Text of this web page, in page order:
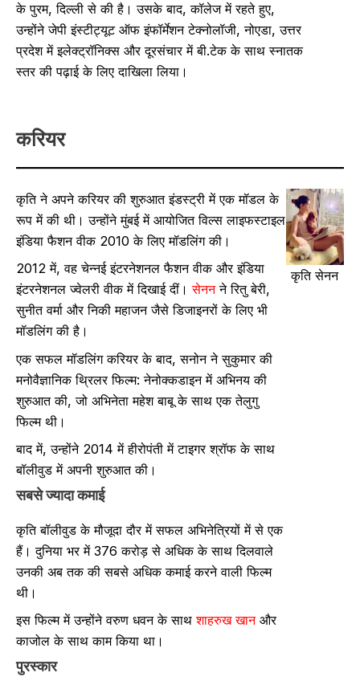
के पुरम, दिल्ली से की है। उसके बाद, कॉलेज में रहते हुए,
उन्होंने जेपी इंस्टीट्यूट ऑफ इंफॉर्मेशन टेक्नोलॉजी, नोएडा, उत्तर
प्रदेश में इलेक्ट्रॉनिक्स और दूरसंचार में बी.टेक के साथ स्नातक
स्तर की पढ़ाई के लिए दाखिला लिया।
करियर
कृति ने अपने करियर की शुरुआत इंडस्ट्री में एक मॉडल के
रूप में की थी। उन्होंने मुंबई में आयोजित विल्स लाइफस्टाइल
इंडिया फैशन वीक 2010 के लिए मॉडलिंग की।
2012 में, वह चेन्नई इंटरनेशनल फैशन वीक और इंडिया
इंटरनेशनल ज्वेलरी वीक में दिखाई दीं।सेननने रितु बेरी,
सुनीत वर्मा और निकी महाजन जैसे डिजाइनरों के लिए भी
मॉडलिंग की है।
एक सफल मॉडलिंग करियर के बाद, सनोन ने सुकुमार की
मनोवैज्ञानिक थ्रिलर फिल्म: नेनोक्कडाइन में अभिनय की
शुरुआत की, जो अभिनेता महेश बाबू के साथ एक तेलुगु
फिल्म थी।
बाद में, उन्होंने 2014 में हीरोपंती में टाइगर श्रॉफ के साथ
बॉलीवुड में अपनी शुरुआत की।
सबसे ज्यादा कमाई
कृति बॉलीवुड के मौजूदा दौर में सफल अभिनेत्रियों में से एक
हैं। दुनिया भर में 376 करोड़ से अधिक के साथ दिलवाले
उनकी अब तक की सबसे अधिक कमाई करने वाली फिल्म
थी।
इस फिल्म में उन्होंने वरुण धवन के साथशाहरुख खानऔर
काजोल के साथ काम किया था।
पुरस्कार
कृति सेनन